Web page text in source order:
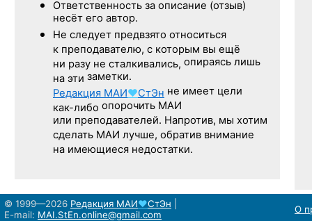
Ответственность за описание (отзыв)
несёт его автор.
Не следует предвзято относиться
к преподавателю, с которым вы ещё
ни разу не сталкивались, опираясь лишь
на эти заметки.
Редакция МАИ♥СтЭн не имеет цели
как-либо опорочить МАИ
или преподавателей. Напротив, мы хотим
сделать МАИ лучше, обратив внимание
на имеющиеся недостатки.
© 1999—2026 Редакция МАИ♥СтЭн
E-mail: MAI.StEn.online@gmail.com О